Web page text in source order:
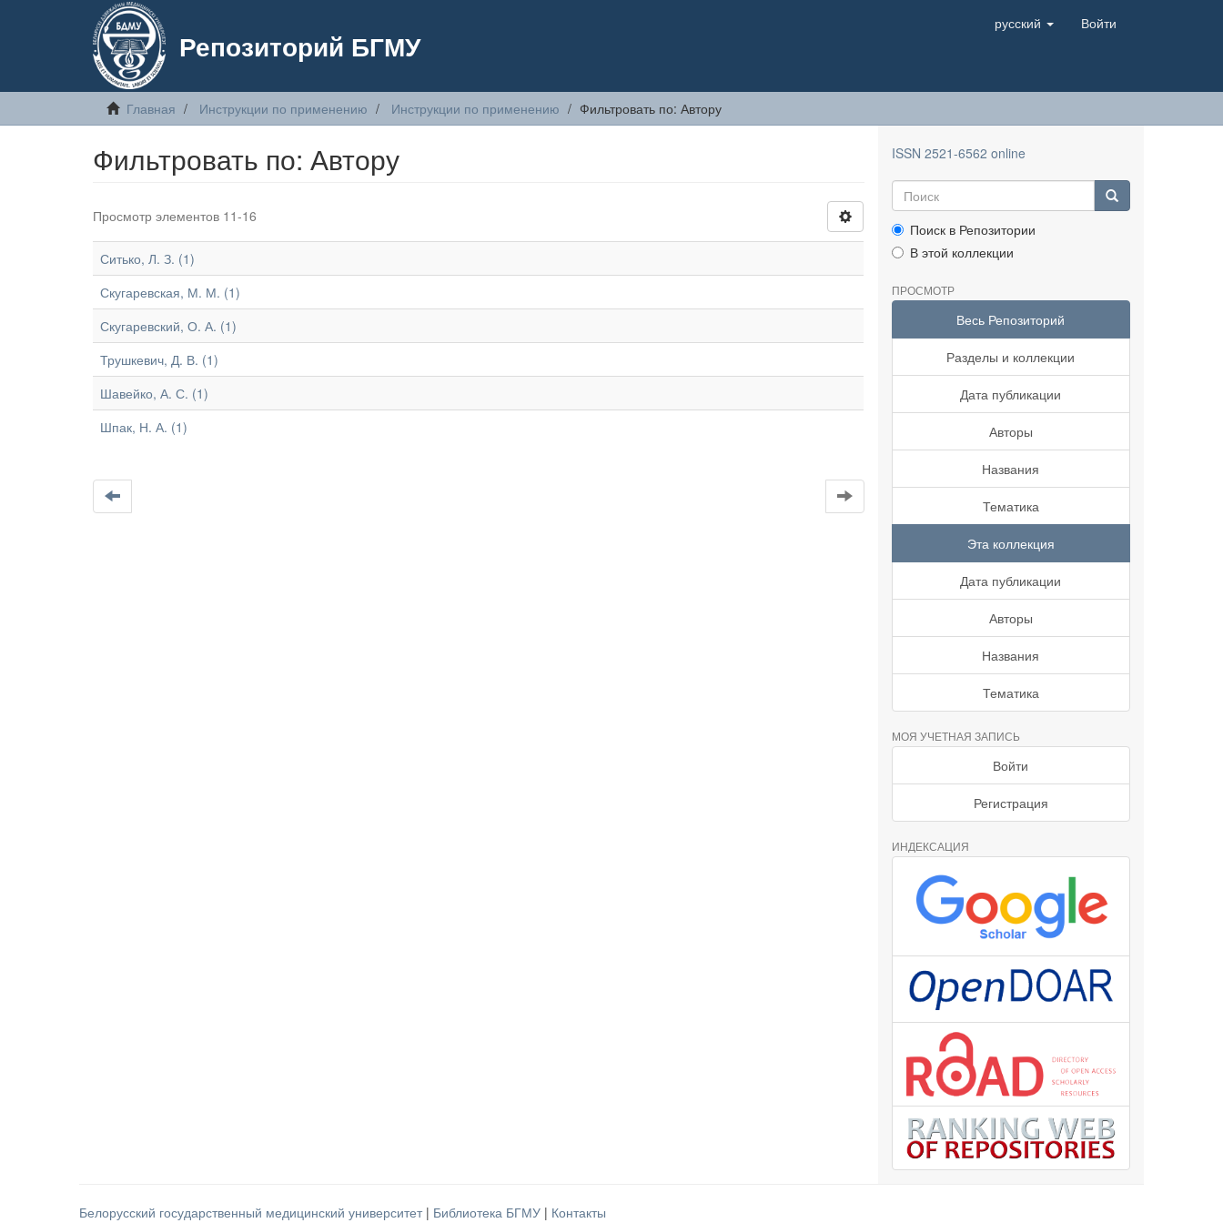
Репозиторий БГМУ
русский Войти
Главная Инструкции по применению Инструкции по применению Фильтровать по: Автору
Фильтровать по: Автору
Просмотр элементов 11-16
Ситько, Л. З. (1)
Скугаревская, М. М. (1)
Скугаревский, О. А. (1)
Трушкевич, Д. В. (1)
Шавейко, А. С. (1)
Шпак, Н. А. (1)
ISSN 2521-6562 online
Поиск в Репозитории
В этой коллекции
ПРОСМОТР
Весь Репозиторий
Разделы и коллекции
Дата публикации
Авторы
Названия
Тематика
Эта коллекция
Дата публикации
Авторы
Названия
Тематика
МОЯ УЧЕТНАЯ ЗАПИСЬ
Войти
Регистрация
ИНДЕКСАЦИЯ
Белорусский государственный медицинский университет | Библиотека БГМУ | Контакты